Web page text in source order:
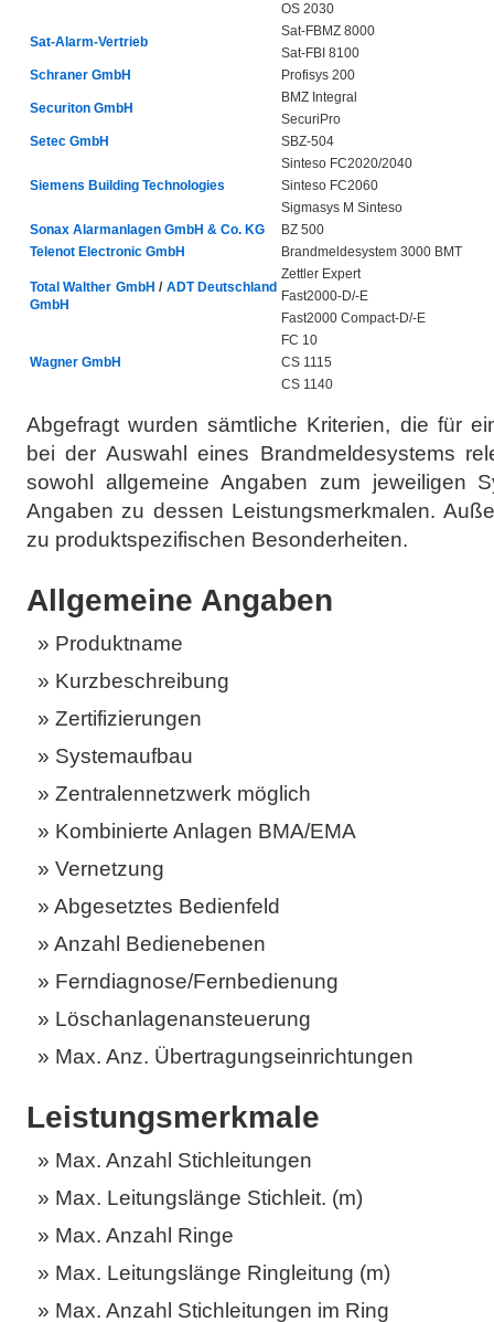
OS 2030
Sat-Alarm-Vertrieb
Sat-FBMZ 8000
Sat-FBI 8100
Schraner GmbH
Profisys 200
Securiton GmbH
BMZ Integral
SecuriPro
Setec GmbH
SBZ-504
Siemens Building Technologies
Sinteso FC2020/2040
Sinteso FC2060
Sigmasys M Sinteso
Sonax Alarmanlagen GmbH & Co. KG
BZ 500
Telenot Electronic GmbH
Brandmeldesystem 3000 BMT
Total Walther GmbH / ADT Deutschland
GmbH
Zettler Expert
Fast2000-D/-E
Fast2000 Compact-D/-E
Wagner GmbH
FC 10
CS 1115
CS 1140
Abgefragt wurden sämtliche Kriterien, die für
bei der Auswahl eines Brandmeldesystems
sowohl allgemeine Angaben zum jeweiligen
Angaben zu dessen Leistungsmerkmalen.
zu produktspezifischen Besonderheiten.
Allgemeine Angaben
Produktname
Kurzbeschreibung
Zertifizierungen
Systemaufbau
Zentralennetzwerk möglich
Kombinierte Anlagen BMA/EMA
Vernetzung
Abgesetztes Bedienfeld
Anzahl Bedienebenen
Ferndiagnose/Fernbedienung
Löschanlagenansteuerung
Max. Anz. Übertragungseinrichtungen
Leistungsmerkmale
Max. Anzahl Stichleitungen
Max. Leitungslänge Stichleit. (m)
Max. Anzahl Ringe
Max. Leitungslänge Ringleitung (m)
Max. Anzahl Stichleitungen im Ring